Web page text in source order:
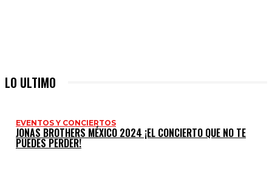
LO ULTIMO
EVENTOS Y CONCIERTOS
JONAS BROTHERS MÉXICO 2024 ¡EL CONCIERTO QUE NO TE
PUEDES PERDER!